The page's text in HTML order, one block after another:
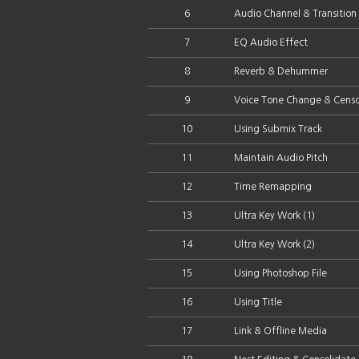
6 Audio Channel & Transition
7 EQ Audio Effect
8 Reverb & Dehummer
9 Voice Tone Change &
10 Using Submix Track
11 Maintain Audio Pitch
12 Time Remapping
13 Ultra Key Work (1)
14 Ultra Key Work (2)
15 Using Photoshop File
16 Using Title
17 Link & Offline Media